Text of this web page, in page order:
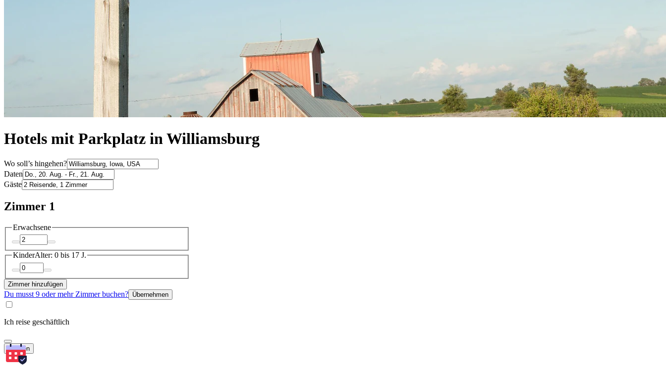
Hotels mit Parkplatz in Williamsburg
Wo soll’s hingehen?
Daten
Gäste
Zimmer 1
Erwachsene
KinderAlter: 0 bis 17 J.
Zimmer hinzufügen
Du musst 9 oder mehr Zimmer buchen? Übernehmen
Ich reise geschäftlich
Suchen